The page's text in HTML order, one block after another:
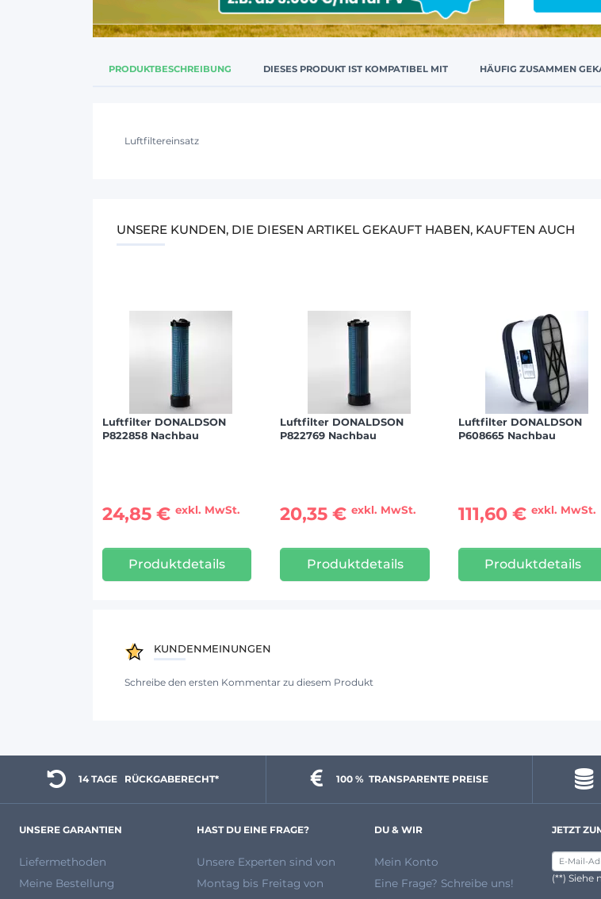
PRODUKTBESCHREIBUNG DIESES PRODUKT IST KOMPATIBEL MIT HÄUFIG ZUSAMMEN
Luftfiltereinsatz
UNSERE KUNDEN, DIE DIESEN ARTIKEL GEKAUFT HABEN, KAUFTEN AUCH
Luftfilter DONALDSON
P822858 Nachbau
24,85 € exkl. MwSt.
Produktdetails
Luftfilter DONALDSON
P822769 Nachbau
20,35 €exkl. MwSt.
Produktdetails
Luftfilter DONALDSON
P608665 Nachbau
111,60 € exkl. MwSt.
Produktdetails
KUNDENMEINUNGEN
Schreibe den ersten Kommentar zu diesem Produkt
14 TAGE
  RÜCKGABERECHT*
100 % TRANSPARENTE PREISE
UNSERE GARANTIEN
Liefermethoden
Meine Bestellung
HAST DU EINE FRAGE?
Unsere Experten sind von
Montag bis Freitag von
DU & WIR
Mein Konto
Eine Frage? Schreibe uns!
JETZT
(**) Siehe